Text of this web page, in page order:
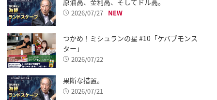
2026/07/27
つかめ！ミシュランの星 #10「ケバブモンス
ター」
2026/07/22
果断な措置。
2026/07/21